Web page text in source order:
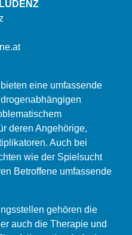
eine umfassende
deren Angehörige,
Auch bei
wie der Spielsucht
Betroffene umfassende
gehören die
auch die Therapie und